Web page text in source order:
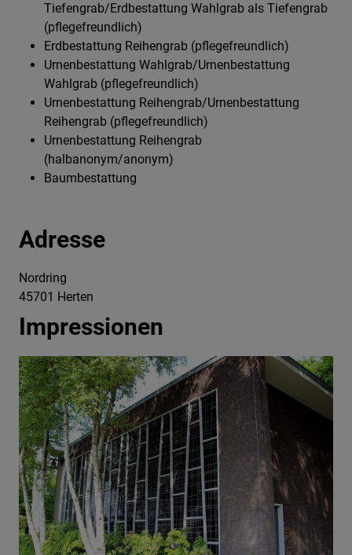
Tiefengrab/Erdbestattung Wahlgrab als Tiefengrab
(pflegefreundlich)
Erdbestattung Reihengrab (pflegefreundlich)
Urnenbestattung Wahlgrab/Urnenbestattung
Wahlgrab (pflegefreundlich)
Urnenbestattung Reihengrab/Urnenbestattung
Reihengrab (pflegefreundlich)
Urnenbestattung Reihengrab
(halbanonym/anonym)
Baumbestattung
Adresse
Nordring
45701 Herten
Impressionen